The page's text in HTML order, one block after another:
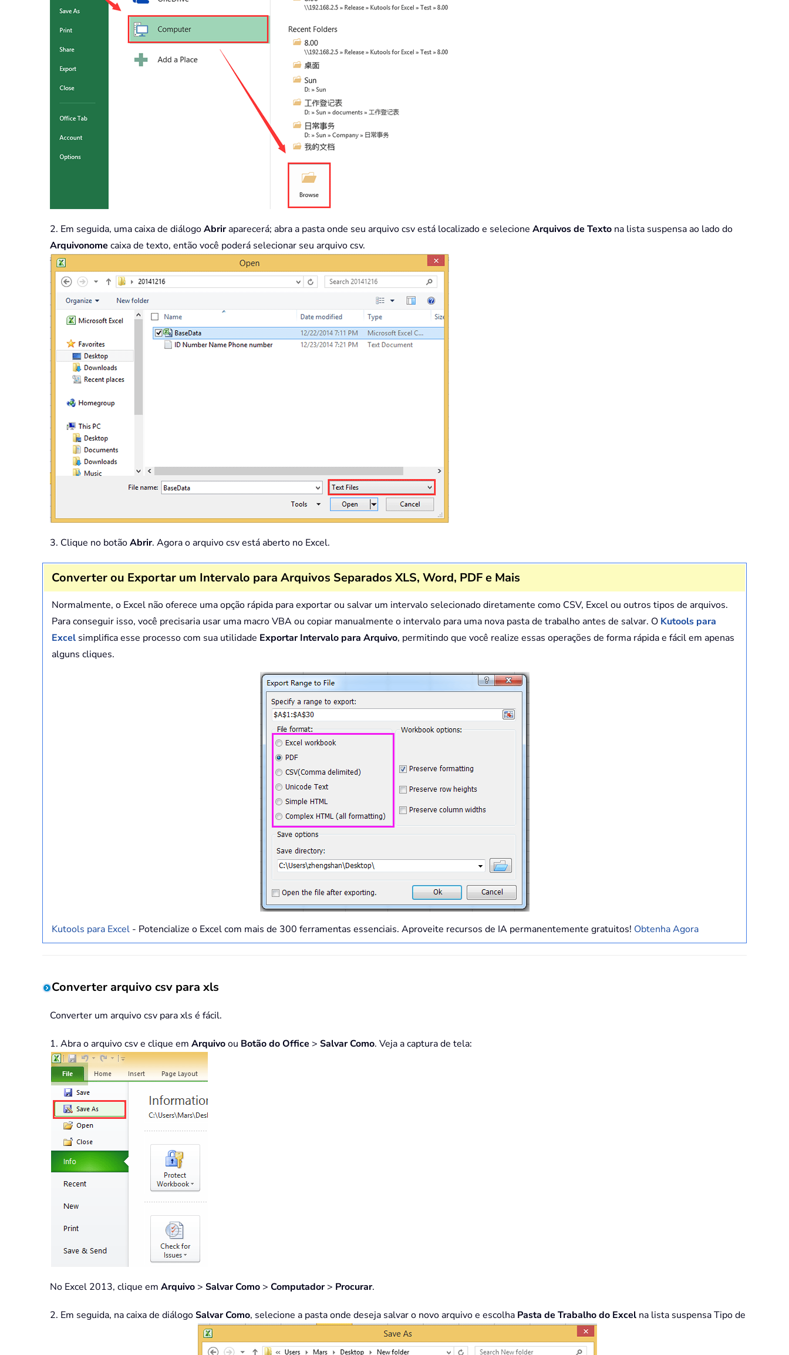
2. Em seguida, uma caixa de diálogoAbriraparecerá; abra a pasta onde seu arquivo csv está localizado e selecione Arquivos de Texto na lista suspensa ao lado do
Arquivonome caixa de texto, então você poderá selecionar seu arquivo csv.
3. Clique no botãoAbrir. Agora o arquivo csv está aberto no Excel.
Converter ou Exportar um Intervalo para Arquivos Separados XLS, Word, PDF e Mais
Normalmente, o Excel não oferece uma opção rápida para exportar ou salvar um intervalo selecionado diretamente como CSV, Excel ou outros tipos de arquivos.
Para conseguir isso, você precisaria usar uma macro VBA ou copiar manualmente o intervalo para uma nova pasta de trabalho antes de salvar. O Kutools para
Excel simplifica esse processo com sua utilidade Exportar Intervalo para Arquivo, permitindo que você realize essas operações de forma rápida e fácil em apenas
alguns cliques.
Kutools para Excel - Potencialize o Excel com mais de 300 ferramentas essenciais. Aproveite recursos de IA permanentemente gratuitos! Obtenha Agora
Converter arquivo csv para xls
Converter um arquivo csv para xls é fácil.
1. Abra o arquivo csv e clique em Arquivoou Botão do Office > Salvar Como. Veja a captura de tela:
No Excel 2013, clique em Arquivo > Salvar Como > Computador> Procurar.
2. Em seguida, na caixa de diálogoSalvar Como, selecione a pasta onde deseja salvar o novo arquivo e escolha Pasta de Trabalho do Excel na lista suspensa Tipo de